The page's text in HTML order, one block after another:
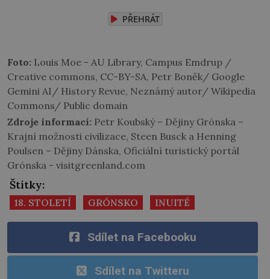
PŘEHRÁT
Foto: Louis Moe - AU Library, Campus Emdrup /
Creative commons, CC-BY-SA, Petr Boněk/ Google
Gemini AI/ History Revue, Neznámý autor/ Wikipedia
Commons/ Public domain
Zdroje informací: Petr Koubský – Dějiny Grónska –
Krajní možnosti civilizace, Steen Busck a Henning
Poulsen – Dějiny Dánska, Oficiální turistický portál
Grónska - visitgreenland.com
Štítky:
18. STOLETÍ GRÓNSKO INUITÉ
Sdílet na Facebooku
Sdílet na Twitteru